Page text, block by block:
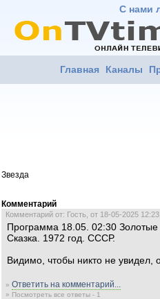
С нами
Главная Каналы
Звезда
Комментарий
Комментарий от: Гость, от 18-05-2025 12:23,
Программа 18.05. 02:30 Золотые
Сказка. 1972 год. СССР.
Видимо, чтобы никто не увидел,
» Ответить на комментарий...
» Посмотреть все ответы - 1